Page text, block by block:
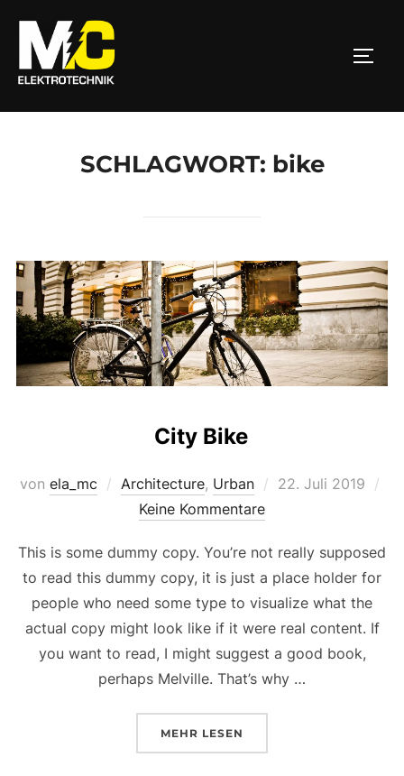
Inhalt
springen
SCHLAGWORT: bike
City Bike
von ela_mc Architecture, Urban
Veröffentlicht
22. Juli 2019
Keine Kommentare
This is some dummy copy. You’re not really supposed
to read this dummy copy, it is just a place holder for
people who need some type to visualize what the
actual copy might look like if it were real content. If
you want to read, I might suggest a good book,
perhaps Melville. That’s why …
MEHR ÜBER „CITY BIKE“
LESEN